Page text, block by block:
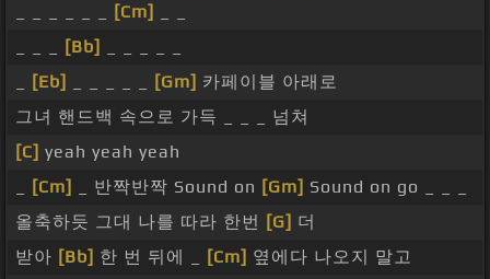
[Cm]
[Bb]
[Eb] [Gm] 카페이블 아래로
그녀 핸드백 속으로 가득 _ _ _ 넘쳐
[C] yeah yeah yeah
[Cm] _ 반짝반짝 Sound on [Gm] Sound on go _ _ _
올축하듯 그대 나를 따라 한번 [G] 더
받아 [Bb] 한 번 뒤에 _ [Cm] 옆에다 나오지 말고